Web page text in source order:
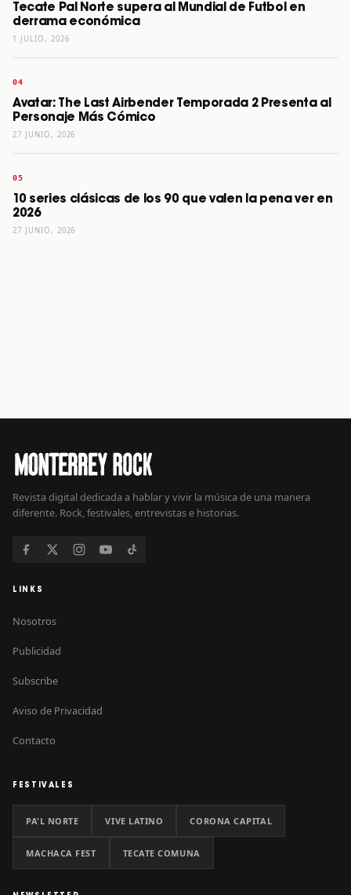
Tecate Pal Norte supera al Mundial de Futbol en
derrama económica
1 JULIO, 2026
Avatar: The Last Airbender Temporada 2 Presenta al
Personaje Más Cómico
27 JUNIO, 2026
10 series clásicas de los 90 que valen la pena ver en
2026
27 JUNIO, 2026
Revista digital dedicada a hablar y vivir la música de una manera
diferente. Rock, festivales, entrevistas e historias.
LINKS
Nosotros
Publicidad
Subscribe
Aviso de Privacidad
Contacto
FESTIVALES
PA'L NORTE VIVE LATINO CORONA CAPITAL
MACHACA FEST TECATE COMUNA